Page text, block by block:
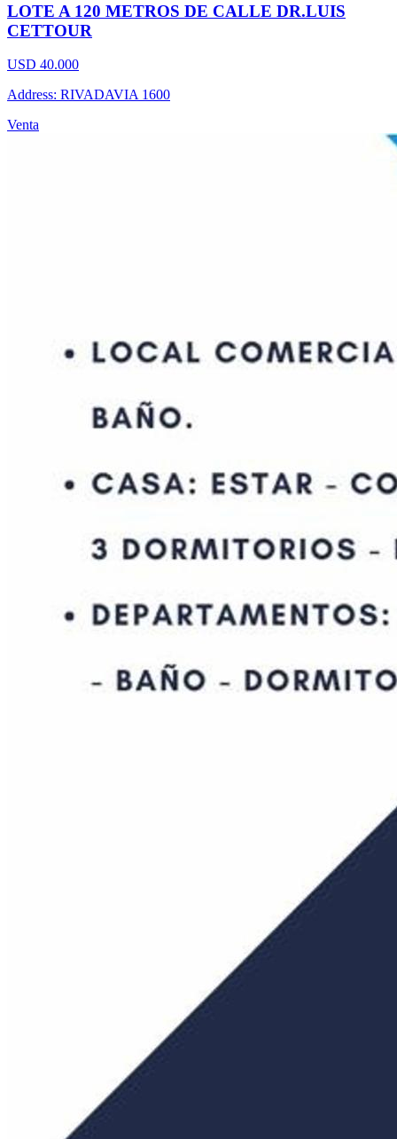
LOTE A 120 METROS DE CALLE DR.LUIS
CETTOUR
USD 40.000
Address: RIVADAVIA 1600
Venta